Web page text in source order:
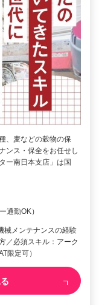
、麦などの穀物の保
ンス・保全をお任せし
ー南日本支店」は国
通勤OK）
械メンテナンスの経験
／必須スキル：アーク
限定可）